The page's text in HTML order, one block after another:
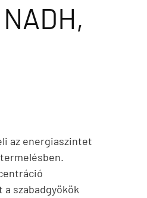
az energiaszintet
szabadgyökök